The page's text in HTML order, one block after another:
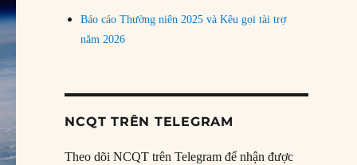
Báo cáo Thường niên 2025 và Kêu gọi tài trợ
năm 2026
NCQT TRÊN TELEGRAM
Theo dõi NCQT trên Telegram để nhận được